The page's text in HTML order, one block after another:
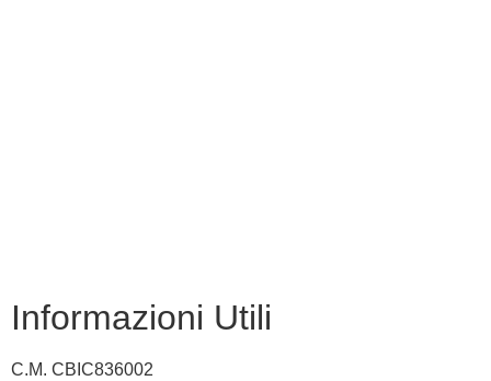
Informazioni Utili
C.M. CBIC836002